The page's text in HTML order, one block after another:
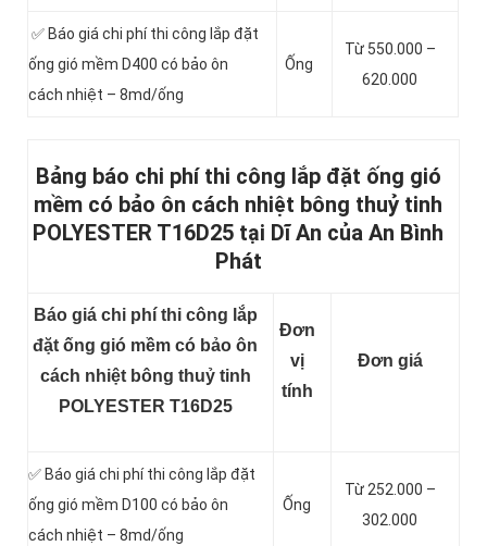
✅ Báo giá chi phí thi công lắp đặt
ống gió mềm D400 có bảo ôn
cách nhiệt – 8md/ống
Ống
Từ 550.000 –
620.000
Bảng báo chi phí thi công lắp đặt ống gió
mềm có bảo ôn cách nhiệt bông thuỷ tinh
POLYESTER T16D25 tại Dĩ An của An Bình
Phát
Báo giá chi phí thi công lắp
đặt ống gió mềm có bảo ôn
cách nhiệt bông thuỷ tinh
POLYESTER T16D25
Đơn
vị
tính
Đơn giá
✅ Báo giá chi phí thi công lắp đặt
ống gió mềm D100 có bảo ôn
cách nhiệt – 8md/ống
Ống
Từ 252.000 –
302.000